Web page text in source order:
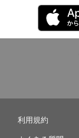
利用規約